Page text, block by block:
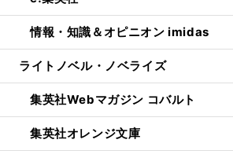
情報・知識＆オピニオン imidas
ライトノベル・ノベライズ
集英社Webマガジン コバルト
集英社オレンジ文庫